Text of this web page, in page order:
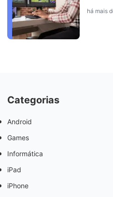
há mais
Categorias
Android
Games
Informática
iPad
iPhone